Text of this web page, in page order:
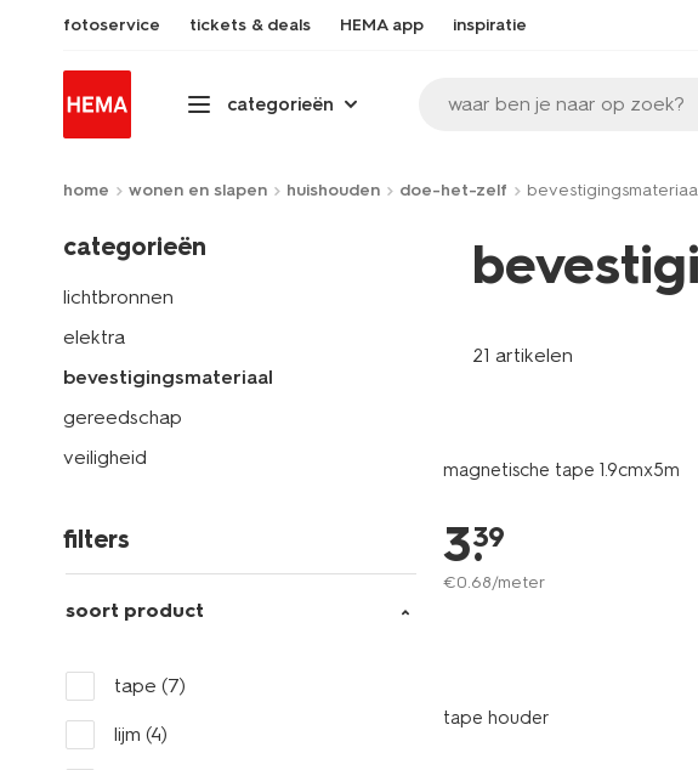
fotoservice tickets & deals HEMA app inspiratie
categorieën waar ben je naar op zoek?
home wonen en slapen huishouden doe-het-zelf
categorieën
lichtbronnen
elektra
bevestigingsmateriaal
gereedschap
veiligheid
filters
soort product
tape (7)
lijm (4)
21 artikelen
magnetische tape 1.9cmx5m
3.
39
€0.68/meter
tape houder